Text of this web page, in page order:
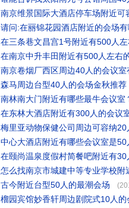
南京维景国际大酒店停车场附近可
请问:在丽锦花园酒店附近的会场
在三条巷文昌宫1号附近有500人左
在南京中升丰田附近有500人左右
南京卷烟厂西区周边40人的会议室
森马周边台型40人的会场金秋推荐
南林南大门附近有哪些最牛会议室
在东林大酒店附近有300人的会议
梅里亚动物保健公司周边可容纳
中心大酒店附近有哪些会议室是50
在颐尚温泉度假村简餐吧附近有30
怎么找南京市城建中等专业学校
古今附近台型50人的最潮会场
榴园宾馆妙香轩周边剧院式10人